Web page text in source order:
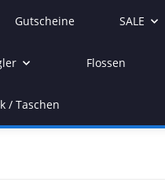
Gutscheine SALE
Flossen
/ Taschen